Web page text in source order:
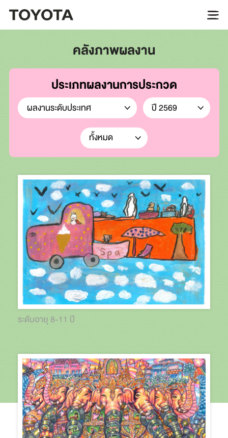
คลังภาพผลงาน
ประเภทผลงานการประกวด
ระดับอายุ 8-11 ปี